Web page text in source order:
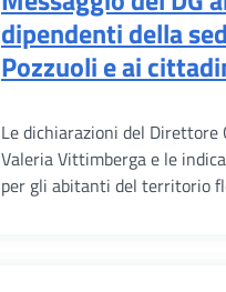
dipendenti della
Pozzuoli e ai
Le dichiarazioni del Direttore
Valeria Vittimberga e le
per gli abitanti del territorio